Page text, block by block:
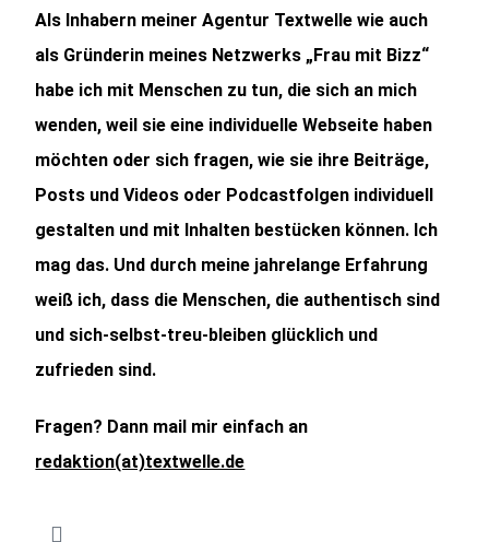
Als Inhabern meiner Agentur Textwelle wie auch
als Gründerin meines Netzwerks „Frau mit Bizz“
habe ich mit Menschen zu tun, die sich an mich
wenden, weil sie eine individuelle Webseite haben
möchten oder sich fragen, wie sie ihre Beiträge,
Posts und Videos oder Podcastfolgen individuell
gestalten und mit Inhalten bestücken können. Ich
mag das. Und durch meine jahrelange Erfahrung
weiß ich, dass die Menschen, die authentisch sind
und sich-selbst-treu-bleiben glücklich und
zufrieden sind.
Fragen? Dann mail mir einfach an
redaktion(at)textwelle.de